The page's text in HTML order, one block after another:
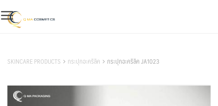
to
content
SKINCARE PRODUCTS กระปุกอะคริลิค กระปุกอะคริลิค JA1023